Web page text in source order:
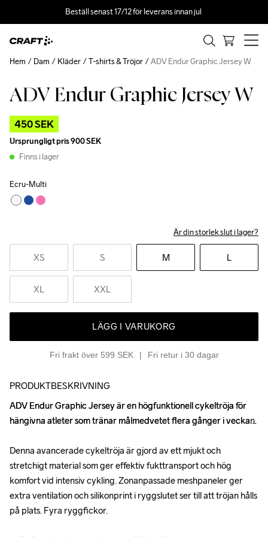
Beställ senast 17/12 för leverans innan jul
ADV Endur Graphic Jersey W
450 SEK
Ursprungligt pris900 SEK
Finns i lager
Ecru-Multi
Är din storlek slut i lager?
XS S M L
XL XXL
LÄGG I VARUKORG
Fri frakt över 599 SEK Fri retur i 30 dagar
Hem Dam Kläder T-shirts & Tröjor ADV Endur Graphic Jersey W
Outlet
PRODUKTBESKRIVNING
ADV Endur Graphic Jersey är en högfunktionell cykeltröja för
hängivna atleter som tränar målmedvetet flera gånger i veckan.
Denna avancerade cykeltröja är gjord av ett mjukt och
stretchigt material som ger effektiv fukttransport och hög
komfort vid intensiv cykling. Zonanpassade meshpaneler ger
extra ventilation och silikonprint i ryggslutet ser till att tröjan hålls
på plats. Fyra ryggfickor.
ADV Endur Graphic Jersey är en högfunktionell cykeltröja för
hängivna atleter som tränar målmedvetet flera gånger i veckan.
Denna avancerade cykeltröja är gjord av ett mjukt och
stretchigt material som ger effektiv fukttransport och hög
komfort vid intensiv cykling. Zonanpassade meshpaneler ger
extra ventilation och silikonprint i ryggslutet ser till att tröjan hålls
på plats. Fyra ryggfickor.